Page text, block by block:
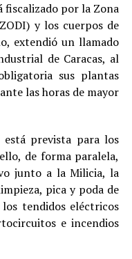
fiscalizado por la Zona
y los cuerpos de
extendió un llamado
de Caracas, al
sus plantas
las horas de mayor
está prevista para los
de forma paralela,
junto a la Milicia, la
pica y poda de
tendidos eléctricos
e incendios